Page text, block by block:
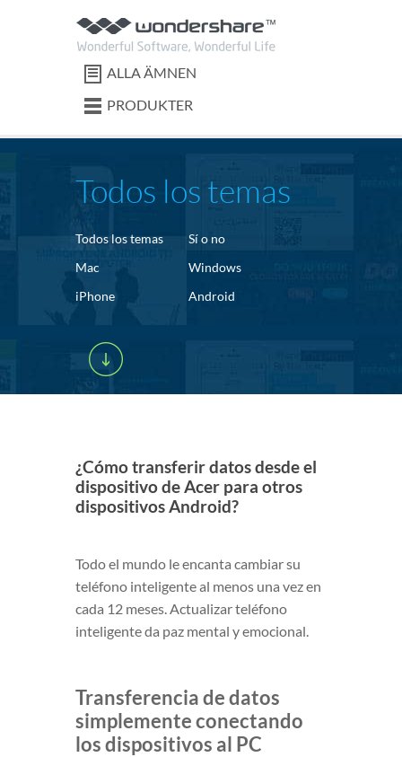
ALLA ÄMNEN
PRODUKTER
Todos los temas
Todos los temas
Sí o no
Mac
Windows
iPhone
Android
¿Cómo transferir datos desde el
dispositivo de Acer para otros
dispositivos Android?
Todo el mundo le encanta cambiar su
teléfono inteligente al menos una vez en
cada 12 meses. Actualizar teléfono
inteligente da paz mental y emocional.
Transferencia de datos
simplemente conectando
los dispositivos al PC